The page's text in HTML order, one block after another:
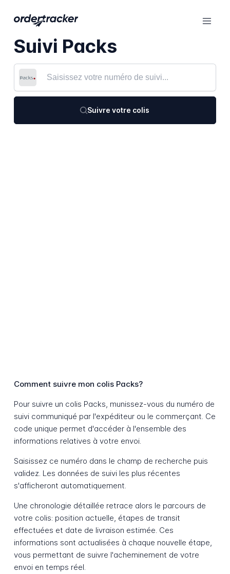
Suivi Packs
Suivre votre colis
Comment suivre mon colis Packs?
Pour suivre un colis Packs, munissez-vous du numéro de
suivi communiqué par l'expéditeur ou le commerçant. Ce
code unique permet d'accéder à l'ensemble des
informations relatives à votre envoi.
Saisissez ce numéro dans le champ de recherche puis
validez. Les données de suivi les plus récentes
s'afficheront automatiquement.
Une chronologie détaillée retrace alors le parcours de
votre colis: position actuelle, étapes de transit
effectuées et date de livraison estimée. Ces
informations sont actualisées à chaque nouvelle étape,
vous permettant de suivre l'acheminement de votre
envoi en temps réel.